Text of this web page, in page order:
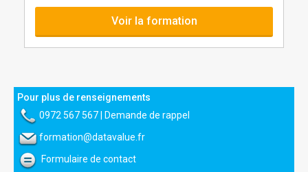
Voir la formation
Pour plus de renseignements
0972 567 567
Demande de rappel
formation@datavalue.fr
Formulaire de contact